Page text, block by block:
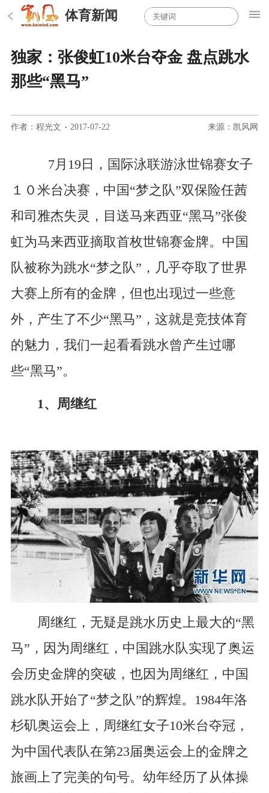
体育新闻
独家：张俊虹10米台夺金 盘点跳水
那些“黑马”
作者：程光文 · 2017-07-22 来源：凯风网
7月19日，国际泳联游泳世锦赛女子
１０米台决赛，中国“梦之队”双保险任茜
和司雅杰失灵，目送马来西亚“黑马”张俊
虹为马来西亚摘取首枚世锦赛金牌。中国
队被称为跳水“梦之队”，几乎夺取了世界
大赛上所有的金牌，但也出现过一些意
外，产生了不少“黑马”，这就是竞技体育
的魅力，我们一起看看跳水曾产生过哪
些“黑马”。
1、周继红
周继红，无疑是跳水历史上最大的“黑
马”，因为周继红，中国跳水队实现了奥运
会历史金牌的突破，也因为周继红，中国
跳水队开始了“梦之队”的辉煌。1984年洛
杉矶奥运会上，周继红女子10米台夺冠，
为中国代表队在第23届奥运会上的金牌之
旅画上了完美的句号。幼年经历了从体操